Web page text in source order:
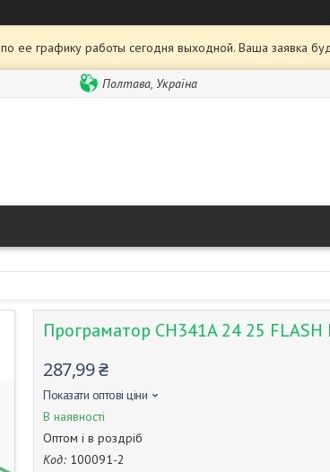
ее графику работы сегодня выходной. Ваша заявка
Полтава, Україна
Програматор CH341A 24 25 FLASH
287,99 ₴
Показати оптові ціни
В наявності
Оптом і в роздріб
Код: 100091-2